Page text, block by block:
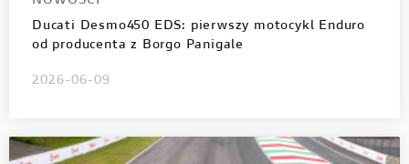
Ducati Desmo450 EDS: pierwszy motocykl Enduro
od producenta z Borgo Panigale
2026-06-09